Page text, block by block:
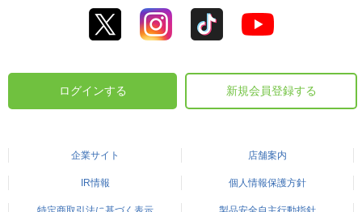
ログインする 新規会員登録する
企業サイト 店舗案内
IR情報 個人情報保護方針